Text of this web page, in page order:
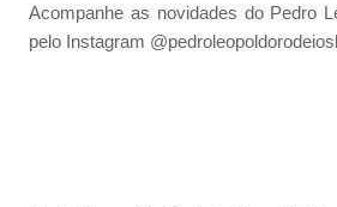
Acompanhe as novidades do Pedro
pelo Instagram